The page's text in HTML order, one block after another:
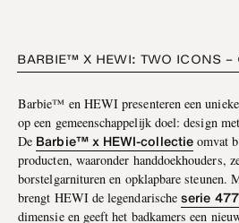
BARBIE™ X HEWI: TWO ICONS –
Barbie™ en HEWI presenteren een
op een gemeenschappelijk doel: design
De Barbie™ x HEWI-collectieomvat
producten, waaronder handdoekhouders,
borstelgarnituren en opklapbare steunen.
brengt HEWI de legendarischeserie
dimensie en geeft het badkamers een